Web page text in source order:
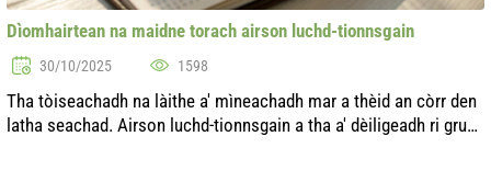
Dìomhairtean na maidne torach airson luchd-tionnsgain
30/10/2025 1598
Tha tòiseachadh na làithe a' mìneachadh mar a thèid an còrr den
latha seachad. Airson luchd-tionnsgain a tha a' dèiligeadh ri grunn